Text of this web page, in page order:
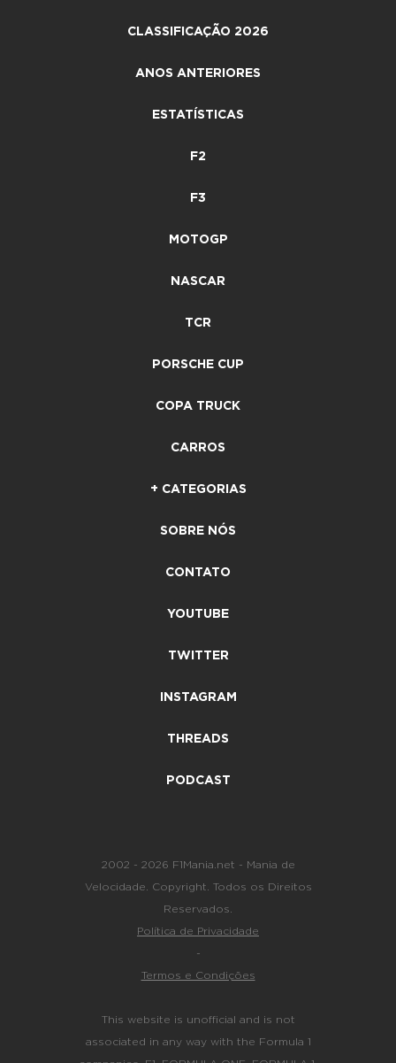
CLASSIFICAÇÃO 2026
ANOS ANTERIORES
ESTATÍSTICAS
F2
F3
MOTOGP
NASCAR
TCR
PORSCHE CUP
COPA TRUCK
CARROS
+ CATEGORIAS
SOBRE NÓS
CONTATO
YOUTUBE
TWITTER
INSTAGRAM
THREADS
PODCAST
2002 - 2026 F1Mania.net - Mania de
Velocidade. Copyright. Todos os Direitos
Reservados.
Política de Privacidade
-
Termos e Condições
This website is unofficial and is not
associated in any way with the Formula 1